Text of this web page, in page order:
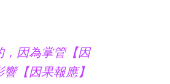
因為掌管【因
【因果報應】